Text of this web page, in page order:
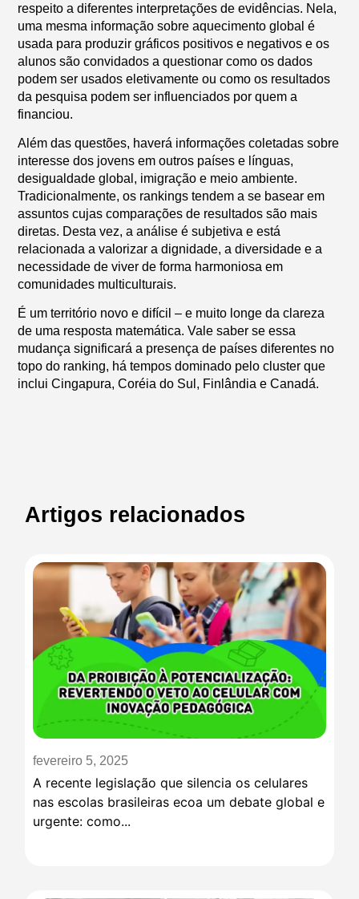
respeito a diferentes interpretações de evidências. Nela,
uma mesma informação sobre aquecimento global é
usada para produzir gráficos positivos e negativos e os
alunos são convidados a questionar como os dados
podem ser usados eletivamente ou como os resultados
da pesquisa podem ser influenciados por quem a
financiou.
Além das questões, haverá informações coletadas sobre
interesse dos jovens em outros países e línguas,
desigualdade global, imigração e meio ambiente.
Tradicionalmente, os rankings tendem a se basear em
assuntos cujas comparações de resultados são mais
diretas. Desta vez, a análise é subjetiva e está
relacionada a valorizar a dignidade, a diversidade e a
necessidade de viver de forma harmoniosa em
comunidades multiculturais.
É um território novo e difícil – e muito longe da clareza
de uma resposta matemática. Vale saber se essa
mudança significará a presença de países diferentes no
topo do ranking, há tempos dominado pelo cluster que
inclui Cingapura, Coréia do Sul, Finlândia e Canadá.
Artigos relacionados
fevereiro 5, 2025
A recente legislação que silencia os celulares
nas escolas brasileiras ecoa um debate global e
urgente: como...